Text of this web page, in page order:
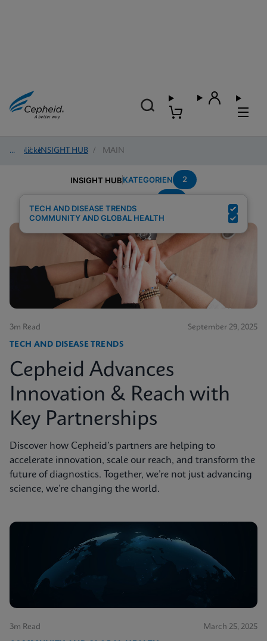
Einblicke
/ INSIGHT HUB / MAIN
INSIGHT HUBKATEGORIEN 2
TECH AND DISEASE TRENDS
COMMUNITY AND GLOBAL HEALTH
3m Read September 29, 2025
TECH AND DISEASE TRENDS
Cepheid Advances
Innovation & Reach with
Key Partnerships
Discover how Cepheid’s partners are helping to
accelerate innovation, scale our reach, and transform the
future of diagnostics. Together, we’re not just advancing
science, we’re changing the world.
3m Read March 25, 2025